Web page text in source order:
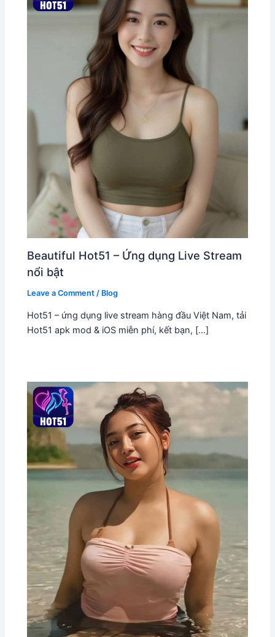
Beautiful Hot51 – Ứng dụng Live Stream
nổi bật
Leave a Comment / Blog
Hot51 – ứng dụng live stream hàng đầu Việt Nam, tải
Hot51 apk mod & iOS miễn phí, kết bạn, […]